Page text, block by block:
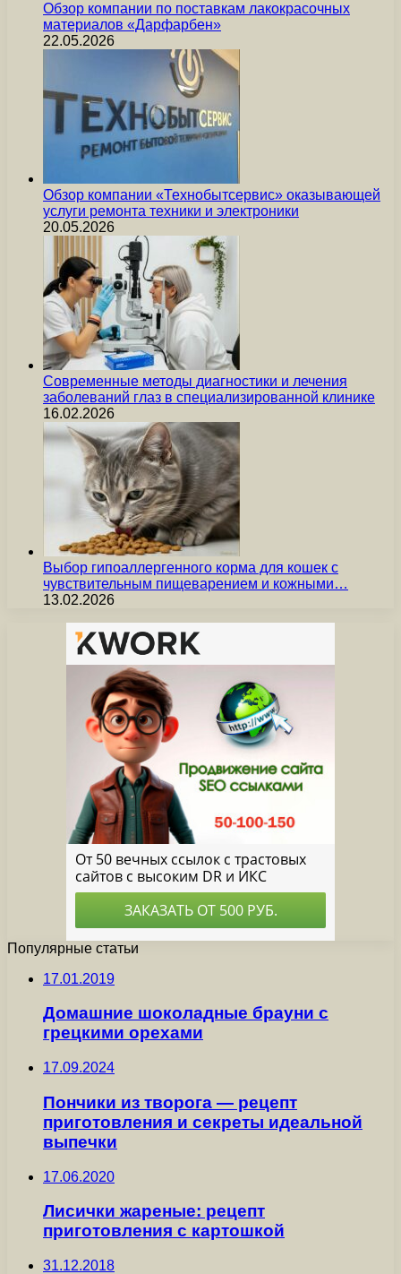
Обзор компании по поставкам лакокрасочных
материалов «Дарфарбен»
22.05.2026
Обзор компании «Технобытсервис» оказывающей
услуги ремонта техники и электроники
20.05.2026
Современные методы диагностики и лечения
заболеваний глаз в специализированной клинике
16.02.2026
Выбор гипоаллергенного корма для кошек с
чувствительным пищеварением и кожными…
13.02.2026
Популярные статьи
17.01.2019
Домашние шоколадные брауни с
грецкими орехами
17.09.2024
Пончики из творога — рецепт
приготовления и секреты идеальной
выпечки
17.06.2020
Лисички жареные: рецепт
приготовления с картошкой
31.12.2018